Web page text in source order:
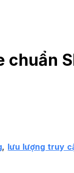
, lưu lượng truy